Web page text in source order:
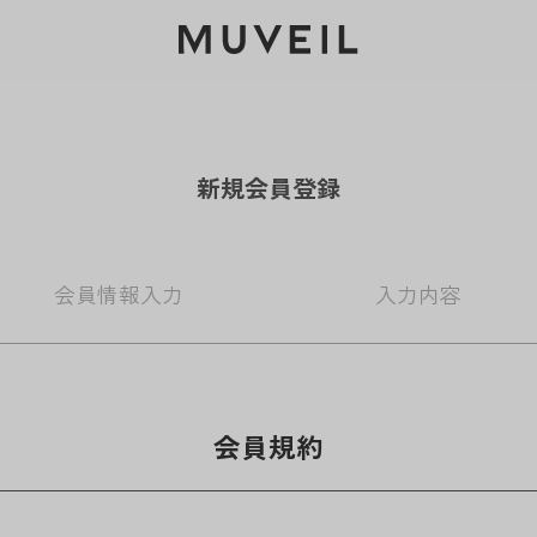
2026 AUTUMN WINTER COLLECTION
新規会員登録
会員情報入力 入力 内容
会員規約